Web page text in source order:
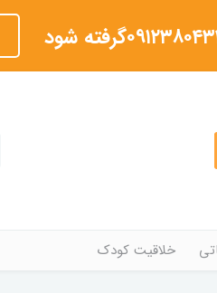
خلاقیت کودک